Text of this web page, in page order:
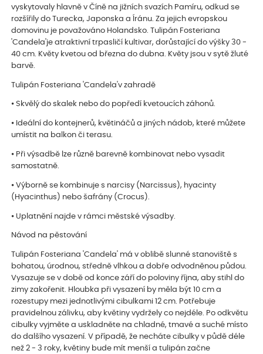
vyskytovaly hlavně v Číně na jižních svazích Pamíru, odkud se
rozšířily do Turecka, Japonska a Íránu. Za jejich evropskou
domovinu je považováno Holandsko. Tulipán Fosteriana
'Candela'je atraktivní trpasličí kultivar, dorůstající do výšky 30 -
40 cm. Květy kvetou od března do dubna. Květy jsou v sytě žluté
barvě.
Tulipán Fosteriana 'Candela'v zahradě
⦁ Skvělý do skalek nebo do popředí kvetoucích záhonů.
⦁ Ideální do kontejnerů, květináčů a jiných nádob, které můžete
umístit na balkon či terasu.
⦁ Při výsadbě lze různě barevně kombinovat nebo vysadit
samostatně.
⦁ Výborně se kombinuje s narcisy (Narcissus), hyacinty
(Hyacinthus) nebo šafrány (Crocus).
⦁ Uplatnění najde v rámci městské výsadby.
Návod na pěstování
Tulipán Fosteriana 'Candela' má v oblibě slunné stanoviště s
bohatou, úrodnou, středně vlhkou a dobře odvodněnou půdou.
Vysazuje se v době od konce září do poloviny října, aby stihl do
zimy zakořenit. Hloubka při vysazení by měla být 10 cm a
rozestupy mezi jednotlivými cibulkami 12 cm. Potřebuje
pravidelnou zálivku, aby květiny vydržely co nejdéle. Po odkvětu
cibulky vyjměte a uskladněte na chladné, tmavé a suché místo
do dalšího vysazení. V případě, že necháte cibulky v půdě déle
než 2 - 3 roky, květiny bude mít menší a tulipán začne